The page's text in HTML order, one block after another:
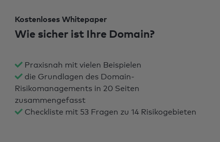
Kostenloses Whitepaper
Wie sicher ist Ihre Domain?
Praxisnah mit vielen Beispielen
die Grundlagen des Domain-
Risikomanagements in 20 Seiten
zusammengefasst
Checkliste mit 53 Fragen zu 14 Risikogebieten